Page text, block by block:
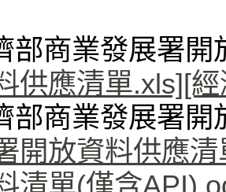
部商業發展署開
供應清單.xls][
部商業發展署
開放資料供應